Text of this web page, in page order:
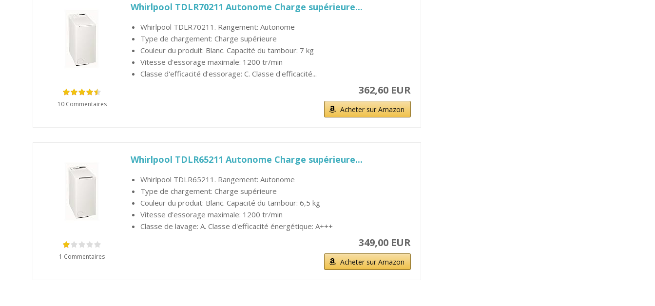
10 Commentaires
Whirlpool TDLR70211 Autonome Charge supérieure...
Whirlpool TDLR70211. Rangement: Autonome
Type de chargement: Charge supérieure
Couleur du produit: Blanc. Capacité du tambour: 7 kg
Vitesse d'essorage maximale: 1200 tr/min
Classe d'efficacité d'essorage: C. Classe d'efficacité...
362,60 EUR
Acheter sur Amazon
1 Commentaires
Whirlpool TDLR65211 Autonome Charge supérieure...
Whirlpool TDLR65211. Rangement: Autonome
Type de chargement: Charge supérieure
Couleur du produit: Blanc. Capacité du tambour: 6,5 kg
Vitesse d'essorage maximale: 1200 tr/min
Classe de lavage: A. Classe d'efficacité énergétique: A+++
349,00 EUR
Acheter sur Amazon